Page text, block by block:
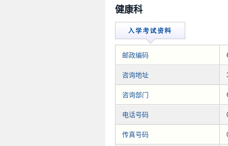
健康科
邮政编码
咨询地址
咨询部门
电话号码
传真号码